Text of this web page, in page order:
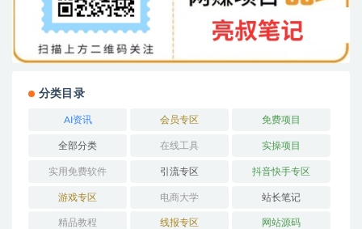
分类目录
AI资讯 会员专区 免费项目
全部分类 在线工具 实操项目
实用免费软件 引流专区 抖音快手专区
游戏专区 电商大学 站长笔记
精品教程 线报专区 网站源码